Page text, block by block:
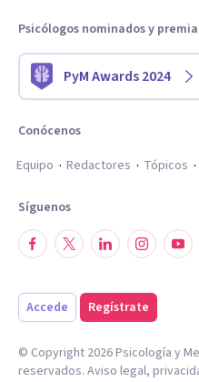
Psicólogos nominados y
PyM Awards 2024
Conócenos
Equipo
Redactores Tópicos
Síguenos
Accede Regístrate
© Copyright 2026Psicología y
reservados. Aviso legal,